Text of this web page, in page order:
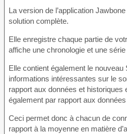
La version de l’application
solution complète.
Elle enregistre chaque partie de
affiche une chronologie et une
Elle contient également le
informations intéressantes sur le
rapport aux données et historiques
également par rapport aux
Ceci permet donc à chacun de
rapport à la moyenne en matière